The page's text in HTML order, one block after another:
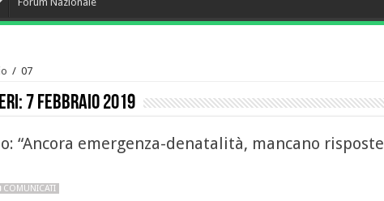
/ 07
7 Febbraio 2019
“Ancora emergenza-denatalità, mancano risposte
COMUNICATI